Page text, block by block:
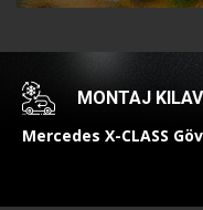
MONTAJ
Mercedes X-CLASS